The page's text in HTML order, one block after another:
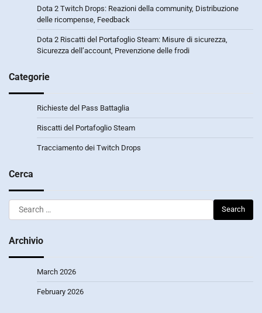
Dota 2 Twitch Drops: Reazioni della community, Distribuzione
delle ricompense, Feedback
Dota 2 Riscatti del Portafoglio Steam: Misure di sicurezza,
Sicurezza dell’account, Prevenzione delle frodi
Categorie
Richieste del Pass Battaglia
Riscatti del Portafoglio Steam
Tracciamento dei Twitch Drops
Cerca
Search
for:
Archivio
March 2026
February 2026